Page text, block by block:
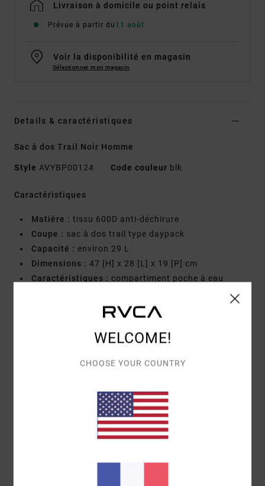
Livraison à domicile ou point relais
Prévue à partir du 11 août
Voir la disponibilité en magasin
Sélectionner mon magasin
Details & caractéristiques
Sac à dos Trail Noir Homme
Style AVYBP00124 Code couleur blk
Caractéristiques
Matière : tissu 600D anti-déchirure
Coupe : sac à dos trail type daypack
Capacité : environ 29 L
Dimensions : 47 [H] x 28 [L] x 19 [P] cm
Caractéristiques : compartiment poche à eau
Panneau dorsal en mousse profilée : confort et
Poches latérales en mesh extensible
Quatre compartiments zippés
Rangement intérieur en mesh extensible
Compartiment supérieur avec poche intérieure
WELCOME!
CHOOSE YOUR COUNTRY